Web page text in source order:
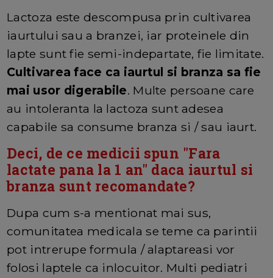
Lactoza este descompusa prin cultivarea
iaurtului sau a branzei, iar proteinele din
lapte sunt fie semi-indepartate, fie limitate.
Cultivarea face ca iaurtul si branza sa fie
mai usor digerabile. Multe persoane care
au intoleranta la lactoza sunt adesea
capabile sa consume branza si / sau iaurt.
Deci, de ce medicii spun "Fara
lactate pana la 1 an" daca iaurtul si
branza sunt recomandate?
Dupa cum s-a mentionat mai sus,
comunitatea medicala se teme ca parintii
pot intrerupe formula / alaptareasi vor
folosi laptele ca inlocuitor. Multi pediatri